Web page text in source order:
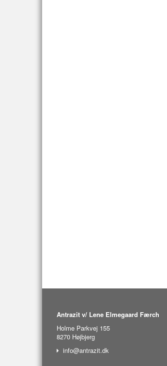
Antrazit v/ Lene Elmegaard Færch
Holme Parkvej 155
8270 Højbjerg
info@antrazit.dk